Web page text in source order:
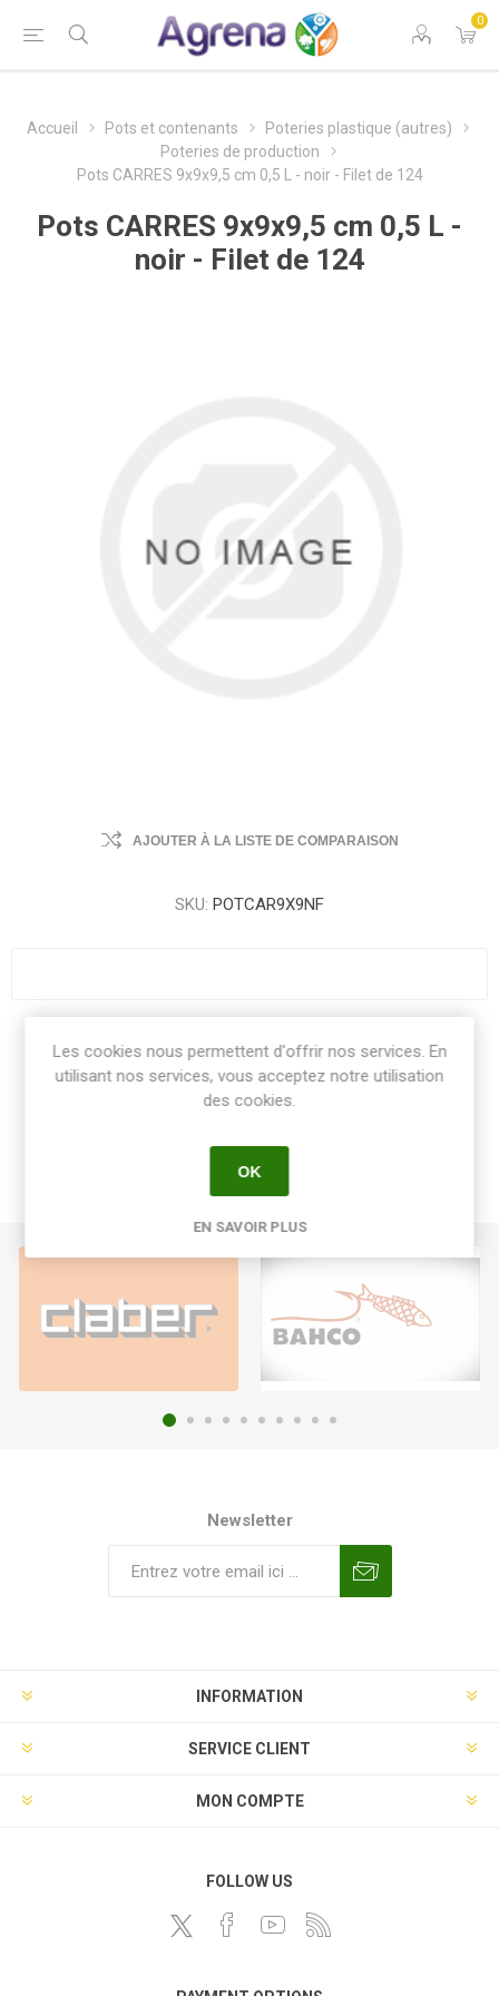
0
Accueil Pots et contenants
Poteries plastique (autres)
Poteries de production
Pots CARRES 9x9x9,5 cm 0,5 L - noir - Filet de 124
Pots CARRES 9x9x9,5 cm 0,5 L -
noir - Filet de 124
AJOUTER À LA LISTE DE COMPARAISON
SKU: POTCAR9X9NF
Share:
Newsletter
INFORMATION
SERVICE CLIENT
MON COMPTE
FOLLOW US
Les cookies nous permettent d'offrir nos services. En
utilisant nos services, vous acceptez notre utilisation
des cookies.
OK
EN SAVOIR PLUS